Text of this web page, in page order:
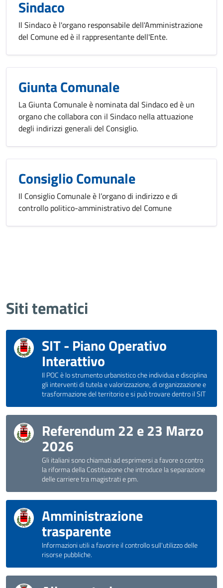
Sindaco
Il Sindaco è l'organo responsabile dell'Amministrazione
del Comune ed è il rappresentante dell'Ente.
Giunta Comunale
La Giunta Comunale è nominata dal Sindaco ed è un
organo che collabora con il Sindaco nella attuazione
degli indirizzi generali del Consiglio.
Consiglio Comunale
Il Consiglio Comunale è l’organo di indirizzo e di
controllo politico-amministrativo del Comune
Siti tematici
SIT - Piano Operativo
Interattivo
Il POC è lo strumento urbanistico che individua e disciplina
gli interventi di tutela e valorizzazione, di organizzazione e
trasformazione del territorio e si può trovare dentro il SIT
Referendum 22 e 23 Marzo
2026
Gli italiani sono chiamati ad esprimersi a favore o contro
la riforma della Costituzione che introduce la separazione
delle carriere tra magistrati e pm.
Amministrazione
trasparente
Informazioni utili a favorire il controllo sull'utilizzo delle
risorse pubbliche.